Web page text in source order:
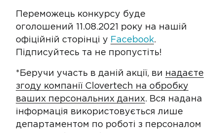
Переможець конкурсу буде
оголошений 11.08.2021 року на нашій
офіційній сторінці у Facebook.
Пiдписуйтесь та не пропустіть!
*Беручи участь в даній акції, ви надаєте
згоду компанії Clovertech на обробку
ваших персональних даних. Вся надана
інформація використовується лише
департаментом по роботі з персоналом